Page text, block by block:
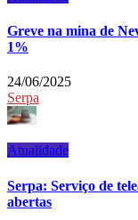
Greve na mina de
1%
24/06/2025
Serpa
Atualidade
Serpa: Serviço de
abertas